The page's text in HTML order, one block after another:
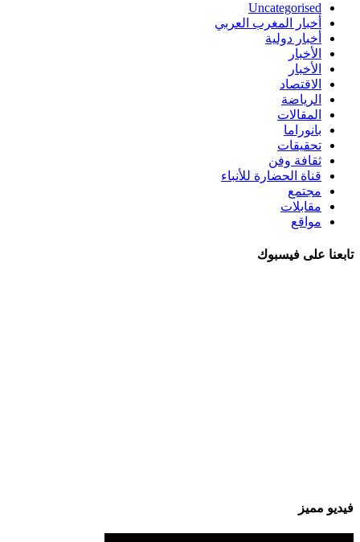
Uncategorised
أخبار المغرب العربي
أخبار دولية
الأخبار
الأخبار
الاقتصاد
الرياضة
المقالات
بانوراما
تحقيقات
ثقافة وفن
قناة الحضارة للأنباء
مجتمع
مقابلات
مواقع
تابعنا على فيسبوك
فيديو مميز